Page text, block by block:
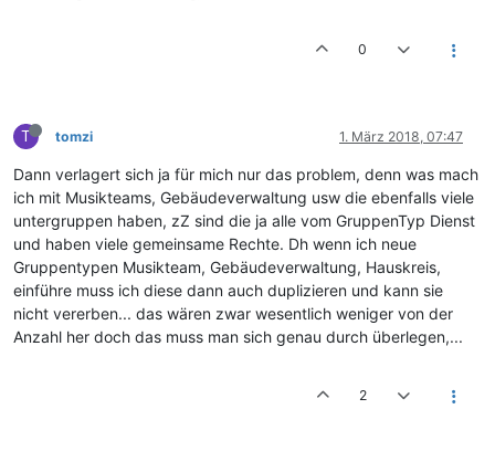
0
T tomzi 1. März 2018, 07:47
Dann verlagert sich ja für mich nur das problem, denn was mach
ich mit Musikteams, Gebäudeverwaltung usw die ebenfalls viele
untergruppen haben, zZ sind die ja alle vom GruppenTyp Dienst
und haben viele gemeinsame Rechte. Dh wenn ich neue
Gruppentypen Musikteam, Gebäudeverwaltung, Hauskreis,
einführe muss ich diese dann auch duplizieren und kann sie
nicht vererben... das wären zwar wesentlich weniger von der
Anzahl her doch das muss man sich genau durch überlegen,...
2